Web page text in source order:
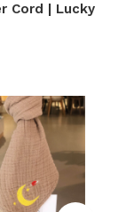
Cord | Lucky